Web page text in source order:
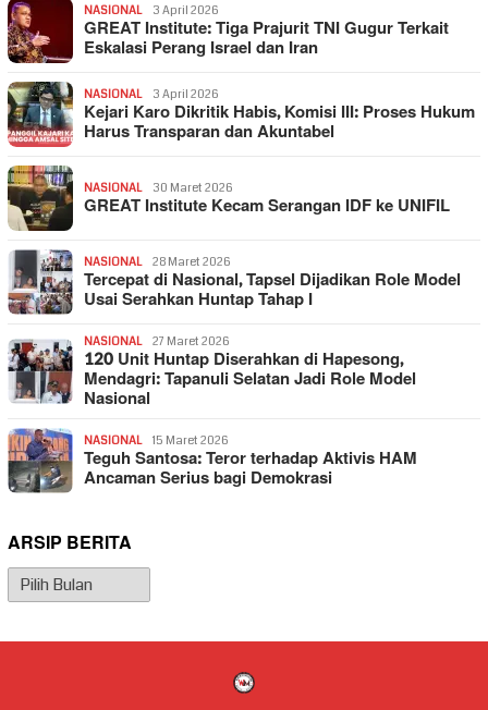
NASIONAL 3 April 2026
GREAT Institute: Tiga Prajurit TNI Gugur Terkait
Eskalasi Perang Israel dan Iran
NASIONAL 3 April 2026
Kejari Karo Dikritik Habis, Komisi III: Proses Hukum
Harus Transparan dan Akuntabel
NASIONAL 30 Maret 2026
GREAT Institute Kecam Serangan IDF ke UNIFIL
NASIONAL 28 Maret 2026
Tercepat di Nasional, Tapsel Dijadikan Role Model
Usai Serahkan Huntap Tahap I
NASIONAL 27 Maret 2026
120 Unit Huntap Diserahkan di Hapesong,
Mendagri: Tapanuli Selatan Jadi Role Model
Nasional
NASIONAL 15 Maret 2026
Teguh Santosa: Teror terhadap Aktivis HAM
Ancaman Serius bagi Demokrasi
ARSIP BERITA
Arsip
Berita